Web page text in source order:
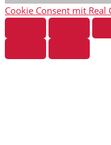
Cookie Consent mit Real